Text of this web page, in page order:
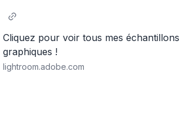
Cliquez pour voir tous mes échantillons
graphiques !
lightroom.adobe.com